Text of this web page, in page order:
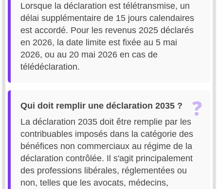
Lorsque la déclaration est télétransmise, un
délai supplémentaire de 15 jours calendaires
est accordé. Pour les revenus 2025 déclarés
en 2026, la date limite est fixée au 5 mai
2026, ou au 20 mai 2026 en cas de
télédéclaration.
Qui doit remplir une déclaration 2035 ?
La déclaration 2035 doit être remplie par les
contribuables imposés dans la catégorie des
bénéfices non commerciaux au régime de la
déclaration contrôlée. Il s'agit principalement
des professions libérales, réglementées ou
non, telles que les avocats, médecins,